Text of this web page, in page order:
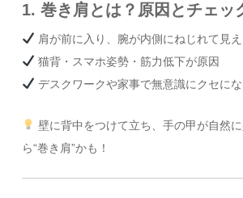
1. 巻き肩とは？原因とチェッ
肩が前に入り、腕が内側にねじれて見
猫背・スマホ姿勢・筋力低下が原因
デスクワークや家事で無意識にクセにな
壁に背中をつけて立ち、手の甲が自然
ら“巻き肩”かも！